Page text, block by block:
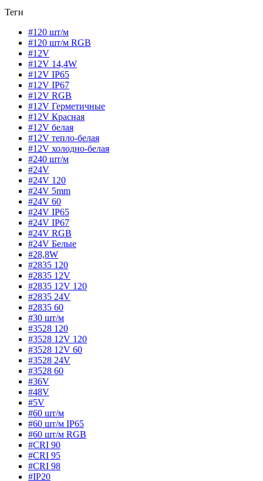
Теги
#120 шт/м
#120 шт/м RGB
#12V
#12V 14,4W
#12V IP65
#12V IP67
#12V RGB
#12V Герметичные
#12V Красная
#12V белая
#12V тепло-белая
#12V холодно-белая
#240 шт/м
#24V
#24V 120
#24V 5mm
#24V 60
#24V IP65
#24V IP67
#24V RGB
#24V Белые
#28,8W
#2835 120
#2835 12V
#2835 12V 120
#2835 24V
#2835 60
#30 шт/м
#3528 120
#3528 12V 120
#3528 12V 60
#3528 24V
#3528 60
#36V
#48V
#5V
#60 шт/м
#60 шт/м IP65
#60 шт/м RGB
#CRI 90
#CRI 95
#CRI 98
#IP20